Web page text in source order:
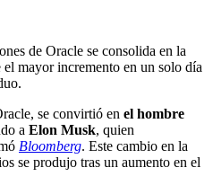
de Oracle se consolida en la
mayor incremento en un solo día
se convirtió en el hombre
a Elon Musk, quien
Bloomberg. Este cambio en la
se produjo tras un aumento en el